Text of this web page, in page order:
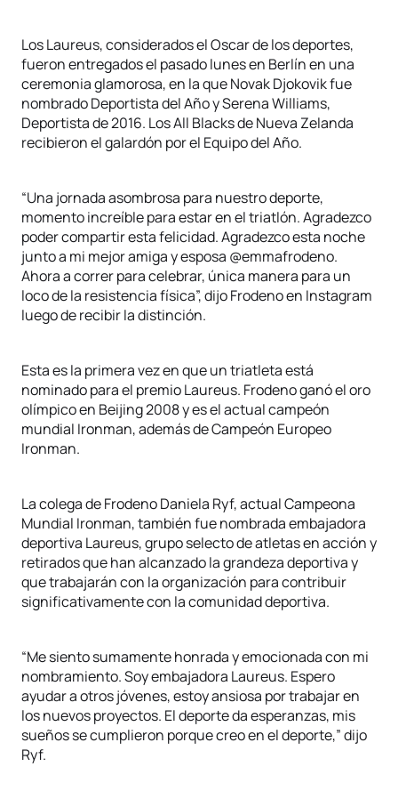
Los Laureus, considerados el Oscar de los deportes,
fueron entregados el pasado lunes en Berlín en una
ceremonia glamorosa, en la que Novak Djokovik fue
nombrado Deportista del Año y Serena Williams,
Deportista de 2016. Los All Blacks de Nueva Zelanda
recibieron el galardón por el Equipo del Año.
“Una jornada asombrosa para nuestro deporte,
momento increíble para estar en el triatlón. Agradezco
poder compartir esta felicidad. Agradezco esta noche
junto a mi mejor amiga y esposa @emmafrodeno.
Ahora a correr para celebrar, única manera para un
loco de la resistencia física”, dijo Frodeno en Instagram
luego de recibir la distinción.
Esta es la primera vez en que un triatleta está
nominado para el premio Laureus. Frodeno ganó el oro
olímpico en Beijing 2008 y es el actual campeón
mundial Ironman, además de Campeón Europeo
Ironman.
La colega de Frodeno Daniela Ryf, actual Campeona
Mundial Ironman, también fue nombrada embajadora
deportiva Laureus, grupo selecto de atletas en acción y
retirados que han alcanzado la grandeza deportiva y
que trabajarán con la organización para contribuir
significativamente con la comunidad deportiva.
“Me siento sumamente honrada y emocionada con mi
nombramiento. Soy embajadora Laureus. Espero
ayudar a otros jóvenes, estoy ansiosa por trabajar en
los nuevos proyectos. El deporte da esperanzas, mis
sueños se cumplieron porque creo en el deporte,” dijo
Ryf.